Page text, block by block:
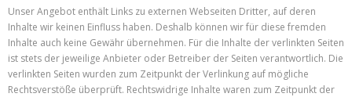
Unser Angebot enthält Links zu externen Webseiten Dritter, auf deren
Inhalte wir keinen Einfluss haben. Deshalb können wir für diese fremden
Inhalte auch keine Gewähr übernehmen. Für die Inhalte der verlinkten Seiten
ist stets der jeweilige Anbieter oder Betreiber der Seiten verantwortlich. Die
verlinkten Seiten wurden zum Zeitpunkt der Verlinkung auf mögliche
Rechtsverstöße überprüft. Rechtswidrige Inhalte waren zum Zeitpunkt der